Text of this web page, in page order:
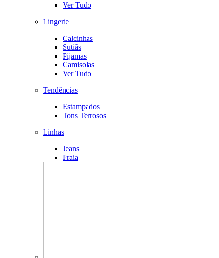
Ver Tudo
Lingerie
Calcinhas
Sutiãs
Pijamas
Camisolas
Ver Tudo
Tendências
Estampados
Tons Terrosos
Linhas
Jeans
Praia